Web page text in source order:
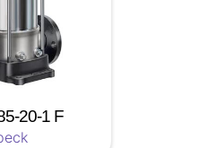
20-1 F